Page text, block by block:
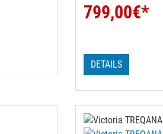
799,00€*
DETAILS